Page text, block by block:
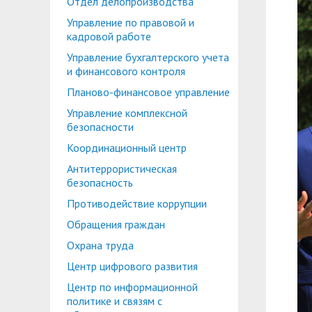
Планово-финансовое управление
Координационный центр
Противодействие коррупции
Охрана труда
Центр по информационной политике и
Управление по административно-
Профком студентов и аспирантов
Лучшие студенты
Вопросы ректору
Центр карьеры
Консультационный центр поддержки
Учебно-тренинговый центр
Центр тестирования иностранных граждан
Центр русского языка как иностранного
Образовательный модуль «Обучение
Управление по правовой и
кадровой работе
Управление бухгалтерского учета
и финансового контроля
Планово-финансовое управление
Управление комплексной
безопасности
Координационный центр
Антитеррористическая
безопасность
Противодействие коррупции
Обращения граждан
Охрана труда
Центр цифрового развития
Центр по информационной
политике и связям с